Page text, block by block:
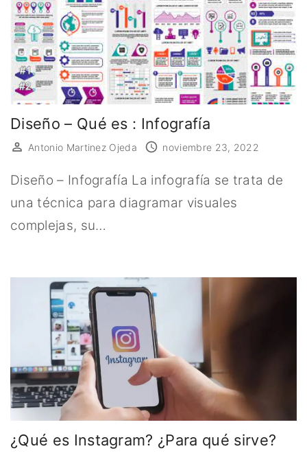
Diseño – Qué es : Infografía
Antonio Martinez Ojeda noviembre 23, 2022
Diseño – Infografía La infografía se trata de
una técnica para diagramar visuales
complejas, su…
¿Qué es Instagram? ¿Para qué sirve?